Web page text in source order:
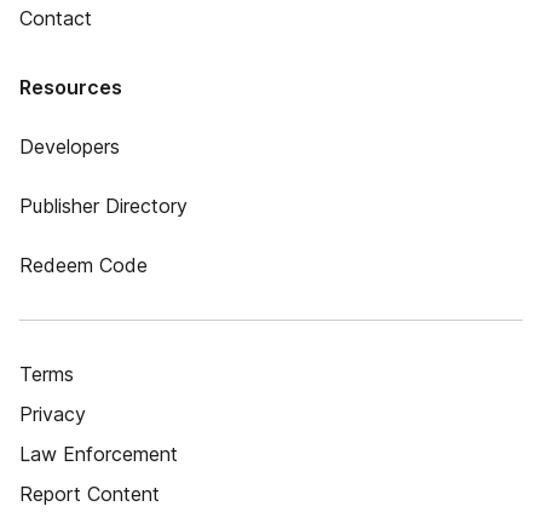
Contact
Resources
Developers
Publisher Directory
Redeem Code
Terms
Privacy
Law Enforcement
Report Content